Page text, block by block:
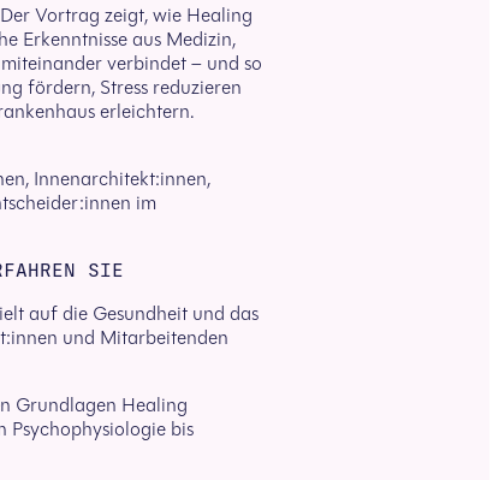
Vortrag zeigt, wie Healing
Erkenntnisse aus Medizin,
verbindet – und so
fördern, Stress reduzieren
erleichtern.
Innenarchitekt:innen,
im
SIE
auf die Gesundheit und das
und Mitarbeitenden
Grundlagen Healing
Psychophysiologie bis